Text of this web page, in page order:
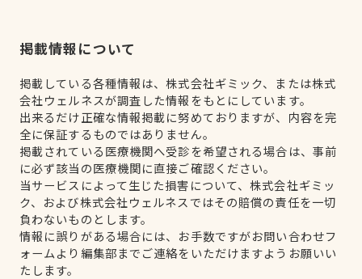
掲載情報について
掲載している各種情報は、株式会社ギミック、または株式
会社ウェルネスが調査した情報をもとにしています。
出来るだけ正確な情報掲載に努めておりますが、内容を完
全に保証するものではありません。
掲載されている医療機関へ受診を希望される場合は、事前
に必ず該当の医療機関に直接ご確認ください。
当サービスによって生じた損害について、株式会社ギミッ
ク、および株式会社ウェルネスではその賠償の責任を一切
負わないものとします。
情報に誤りがある場合には、お手数ですがお問い合わせフ
ォームより編集部までご連絡をいただけますようお願いい
たします。